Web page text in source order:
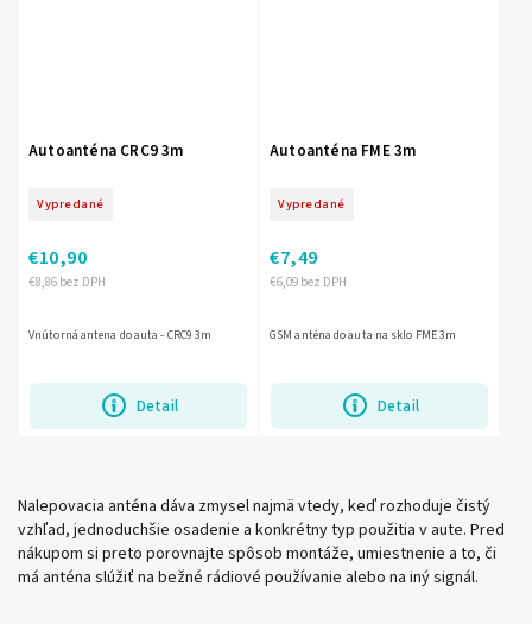
Autoanténa CRC9 3m
Vypredané
€8,86 bez DPH
€10,90
Detail
Vnútorná antena do auta - CRC9 3m
Autoanténa FME 3m
Vypredané
€6,09 bez DPH
€7,49
Detail
GSM anténa do auta na sklo FME 3m
Nalepovacia anténa dáva zmysel najmä vtedy, keď rozhoduje čistý
vzhľad, jednoduchšie osadenie a konkrétny typ použitia v aute. Pred
nákupom si preto porovnajte spôsob montáže, umiestnenie a to, či
má anténa slúžiť na bežné rádiové používanie alebo na iný signál.